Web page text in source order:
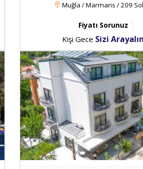
Muğla / Marmaris / 209
Fiyatı Sorunuz
Kişi Gece Sizi